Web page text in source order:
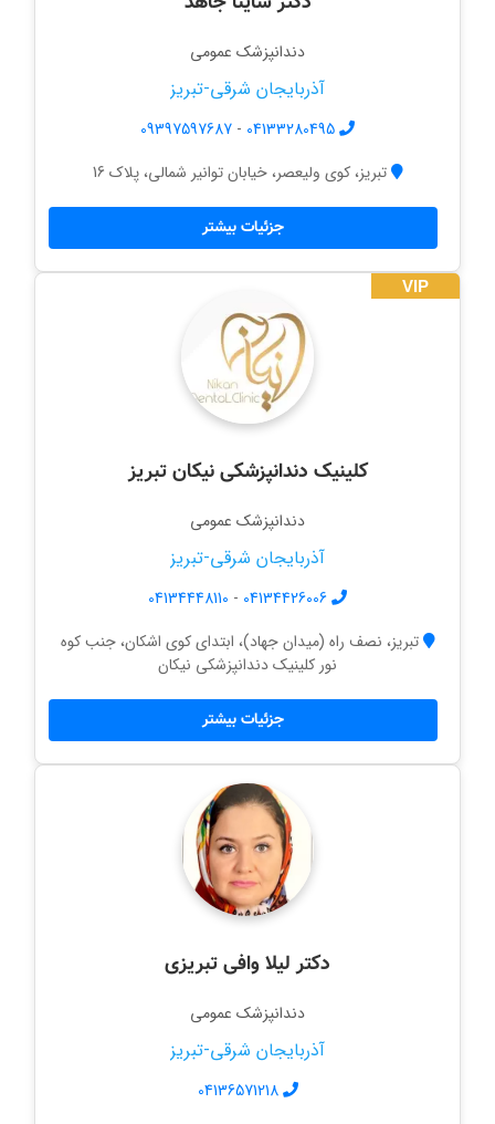
دندانپزشک عمومی
آذربایجان شرقی-تبریز
04133280495
-
09397597687
تبریز، کوی ولیعصر، خیابان توانیر شمالی، پلاک 16
جزئیات بیشتر
VIP
کلینیک دندانپزشکی نیکان تبریز
دندانپزشک عمومی
آذربایجان شرقی-تبریز
04134426006
-
04134448110
تبریز، نصف راه (میدان جهاد)، ابتدای کوی اشکان، جنب کوه
نور کلینیک دندانپزشکی نیکان
جزئیات بیشتر
دکتر لیلا وافی تبریزی
دندانپزشک عمومی
آذربایجان شرقی-تبریز
04136571218